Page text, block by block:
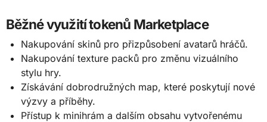
Běžné využití tokenů Marketplace
Nakupování skinů pro přizpůsobení avatarů hráčů.
Nakupování texture packů pro změnu vizuálního
stylu hry.
Získávání dobrodružných map, které poskytují nové
výzvy a příběhy.
Přístup k minihrám a dalším obsahu vytvořenému